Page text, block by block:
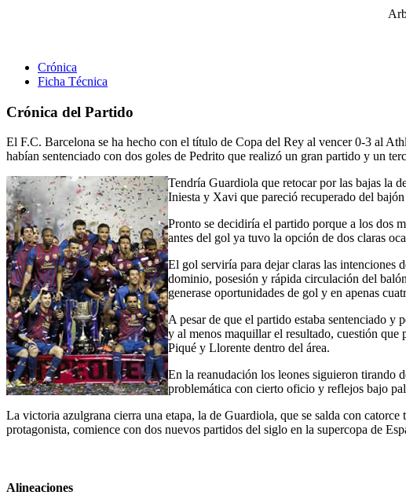
Crónica
Ficha Técnica
Crónica del Partido
El F.C. Barcelona se ha hecho con el título de Copa del Rey al vencer 0-3 al
habían sentenciado con dos goles de Pedrito que realizó un gran partido y un
Tendría Guardiola que retocar por las bajas la
Iniesta y Xavi que pareció recuperado del
Pronto se decidiría el partido porque a los dos
antes del gol ya tuvo la opción de dos claras
El gol serviría para dejar claras las intenciones
dominio, posesión y rápida circulación del
generase oportunidades de gol y en apenas
A pesar de que el partido estaba sentenciado y
y al menos maquillar el resultado, cuestión que
Piqué y Llorente dentro del área.
En la reanudación los leones siguieron tirando
problemática con cierto oficio y reflejos bajo
La victoria azulgrana cierra una etapa, la de Guardiola, que se salda con
protagonista, comience con dos nuevos partidos del siglo en la supercopa de
Alineaciones